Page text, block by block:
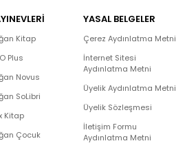
Kitap
Plus
Novus
SoLibri
Kitap
Çocuk
YASAL BELGELER
Çerez Aydınlatma Metni
İnternet Sitesi
Aydınlatma Metni
Üyelik Aydınlatma Metni
Üyelik Sözleşmesi
İletişim Formu
Aydınlatma Metni